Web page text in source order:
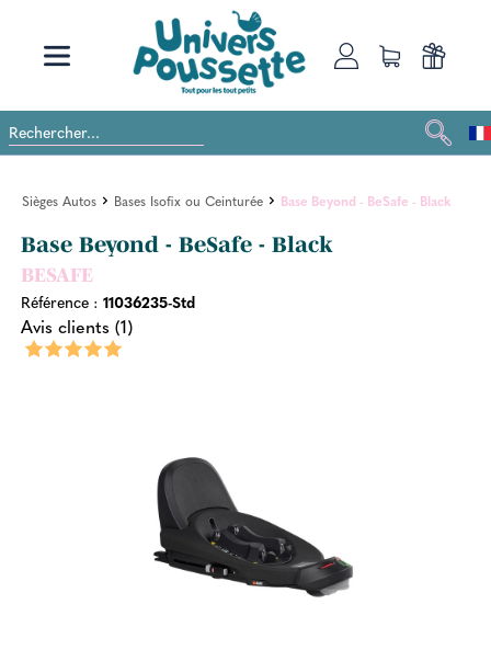
Sièges Autos Bases Isofix ou Ceinturée Base Beyond - BeSafe - Black
Base Beyond - BeSafe - Black
BESAFE
Référence : 11036235-Std
Avis clients (1)